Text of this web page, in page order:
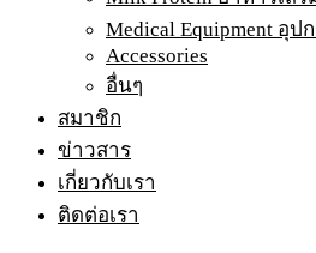
Medical Equipment อุ
Accessories
อื่นๆ
สมาชิก
ข่าวสาร
เกี่ยวกับเรา
ติดต่อเรา